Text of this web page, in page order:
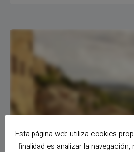
Esta página web utiliza cookies
finalidad es analizar la